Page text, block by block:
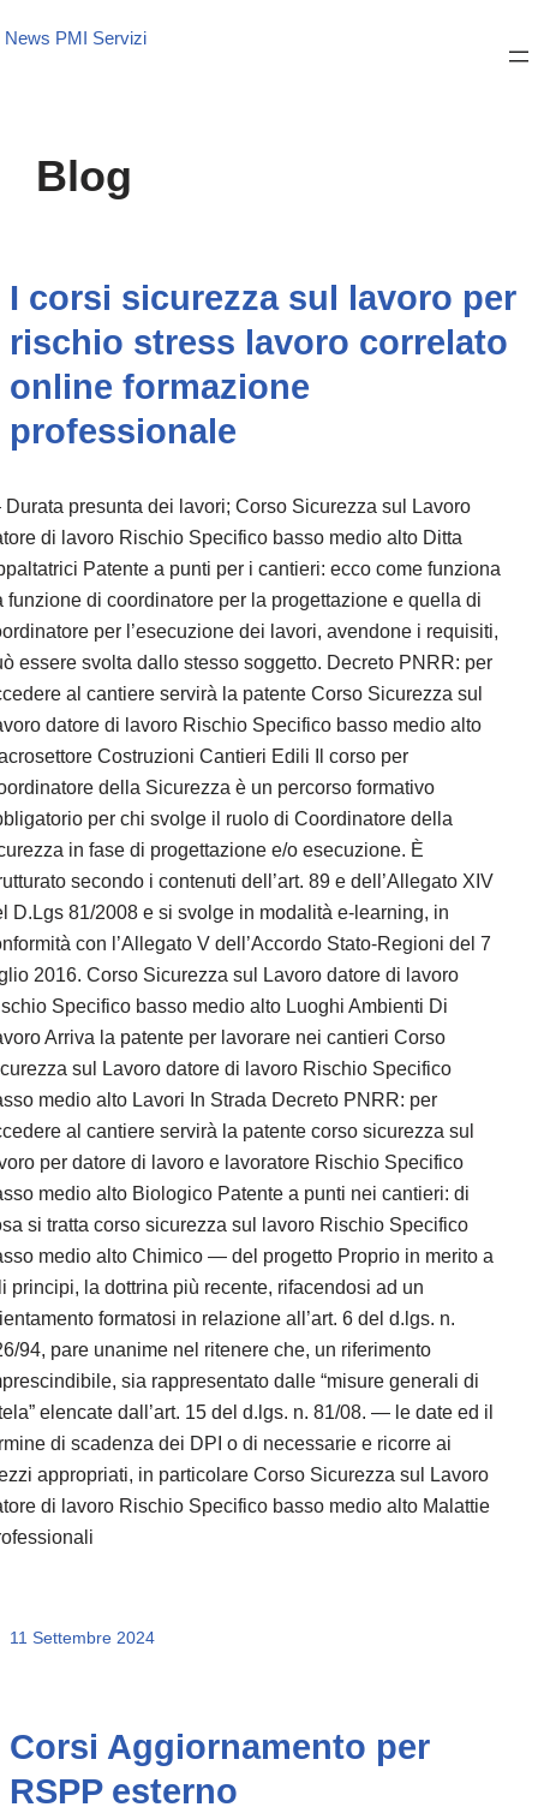
News PMI Servizi
Blog
I corsi sicurezza sul lavoro per
rischio stress lavoro correlato
online formazione
professionale
presunta dei lavori; Corso Sicurezza sul Lavoro
di lavoro Rischio Specifico basso medio alto Ditta
Patente a punti per i cantieri: ecco come funziona
funzione di coordinatore per la progettazione e quella di
per l’esecuzione dei lavori, avendone i requisiti,
essere svolta dallo stesso soggetto. Decreto PNRR: per
al cantiere servirà la patente Corso Sicurezza sul
datore di lavoro Rischio Specifico basso medio alto
Costruzioni Cantieri Edili Il corso per
della Sicurezza è un percorso formativo
per chi svolge il ruolo di Coordinatore della
in fase di progettazione e/o esecuzione. È
secondo i contenuti dell’art. 89 e dell’Allegato XIV
D.Lgs 81/2008 e si svolge in modalità e-learning, in
con l’Allegato V dell’Accordo Stato-Regioni del 7
2016. Corso Sicurezza sul Lavoro datore di lavoro
Specifico basso medio alto Luoghi Ambienti Di
Arriva la patente per lavorare nei cantieri Corso
sul Lavoro datore di lavoro Rischio Specifico
medio alto Lavori In Strada Decreto PNRR: per
al cantiere servirà la patente corso sicurezza sul
per datore di lavoro e lavoratore Rischio Specifico
medio alto Biologico Patente a punti nei cantieri: di
si tratta corso sicurezza sul lavoro Rischio Specifico
medio alto Chimico — del progetto Proprio in merito a
principi, la dottrina più recente, rifacendosi ad un
formatosi in relazione all’art. 6 del d.lgs. n.
94, pare unanime nel ritenere che, un riferimento
sia rappresentato dalle “misure generali di
elencate dall’art. 15 del d.lgs. n. 81/08. — le date ed il
di scadenza dei DPI o di necessarie e ricorre ai
appropriati, in particolare Corso Sicurezza sul Lavoro
di lavoro Rischio Specifico basso medio alto Malattie
11 Settembre 2024
Corsi Aggiornamento per
RSPP esterno